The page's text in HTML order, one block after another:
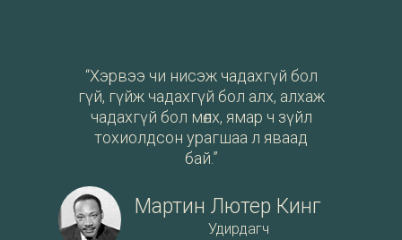
“Хэрвээ чи нисэж чадахгүй бол
гүй, гүйж чадахгүй бол алх, алхаж
чадахгүй бол мөлх, ямар ч зүйл
тохиолдсон урагшаа л яваад
бай.”
Мартин Лютер Кинг
Удирдагч